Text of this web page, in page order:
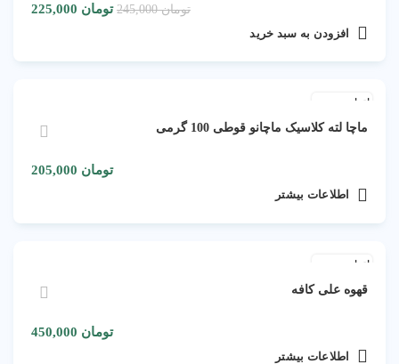
تومان245,000 تومان
افزودن به سبد خرید
اتمام موجودی
ماچا لته کلاسیک ماچانو قوطی 100 گرمی
تومان
اطلاعات بیشتر
اتمام موجودی
قهوه علی کافه
تومان
اطلاعات بیشتر